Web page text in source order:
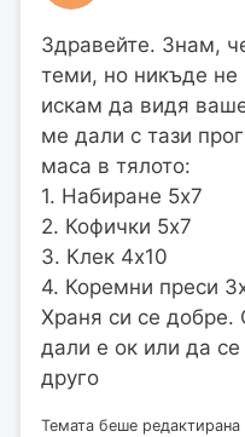
Здравейте. Знам,
теми, но никъде
искам да видя
ме дали с тази
маса в тялото:
1. Набиране 5х7
2. Кофички 5х7
3. Клек 4х10
4. Коремни преси
Храня си се добре.
дали е ок или да
друго
Темата беше